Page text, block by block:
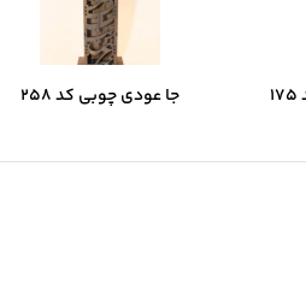
جا عودی چوبی کد 258